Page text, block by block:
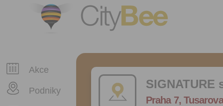
CityBee
Akce
Podniky SIGNATURE
Praha 7,